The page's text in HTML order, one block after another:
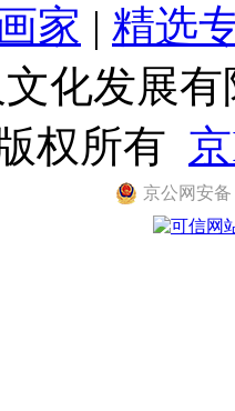
家 | 精选
化发展
权所有
京公网安备